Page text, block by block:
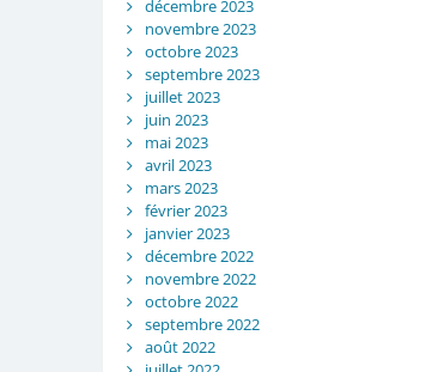
décembre 2023
novembre 2023
octobre 2023
septembre 2023
juillet 2023
juin 2023
mai 2023
avril 2023
mars 2023
février 2023
janvier 2023
décembre 2022
novembre 2022
octobre 2022
septembre 2022
août 2022